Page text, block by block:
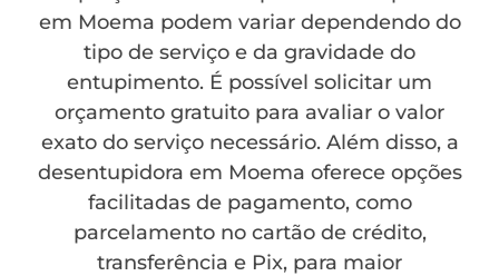
em Moema podem variar dependendo do
tipo de serviço e da gravidade do
entupimento. É possível solicitar um
orçamento gratuito para avaliar o valor
exato do serviço necessário. Além disso, a
desentupidora em Moema oferece opções
facilitadas de pagamento, como
parcelamento no cartão de crédito,
transferência e Pix, para maior